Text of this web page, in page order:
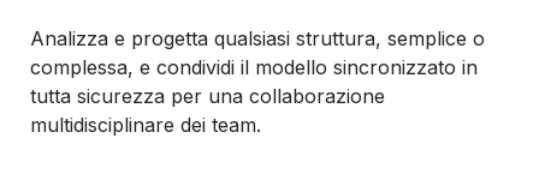
Analizza e progetta qualsiasi struttura, semplice o
complessa, e condividi il modello sincronizzato in
tutta sicurezza per una collaborazione
multidisciplinare dei team.